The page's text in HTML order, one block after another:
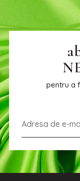
pentru a